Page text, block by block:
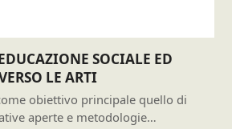
SOCIALE ED
LE ARTI
obiettivo principale quello di
aperte e metodologie…